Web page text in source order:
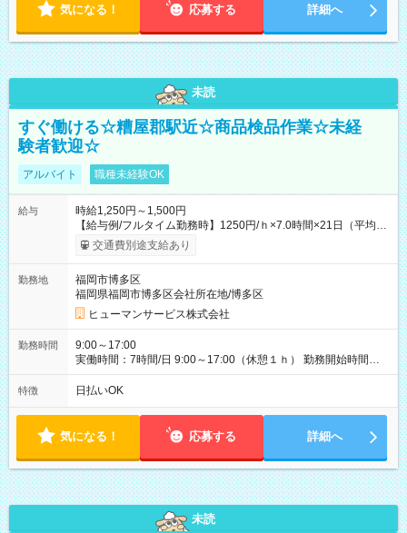
気になる！ 応募する 詳細へ
未読
すぐ働ける☆糟屋郡駅近☆商品検品作業☆未経
験者歓迎☆
アルバイト 職種未経験OK
給与
時給1,250円～1,500円
【給与例/フルタイム勤務時】1250円/ｈ×7.0時間×21日（平均
値）=183,750円 別途交通費支給（会社規定有）、残業/休日手当
支給、 フルタイムの募集になりますが、働く日数や時間につい
ど）は、ご希望状況をヒヤリングして調整できることがありま
す。応募時に、ご相談頂きます様お願いします。 ※公共交通機
関、駐車場あり。（粕屋郡） 【試用期間】試用期間なし
交通費別途支給あり
勤務地
福岡市博多区
福岡県福岡市博多区会社所在地/博多区
ヒューマンサービス株式会社
勤務時間
9:00～17:00
実働時間：7時間/日 9:00～17:00（休憩１ｈ） 勤務開始時間等
の調整も受けたまります。 （例：10時から17時 など） お気軽
にご相談・お問い合わせをメールで返信してください。
特徴 日払いOK
気になる！ 応募する 詳細へ
未読